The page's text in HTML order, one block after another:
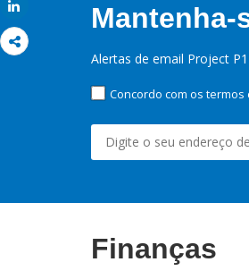
Mantenha-
Alertas de email Project
Concordo com os
Finanças